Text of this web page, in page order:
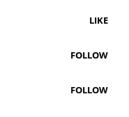
LIKE
FOLLOW
FOLLOW